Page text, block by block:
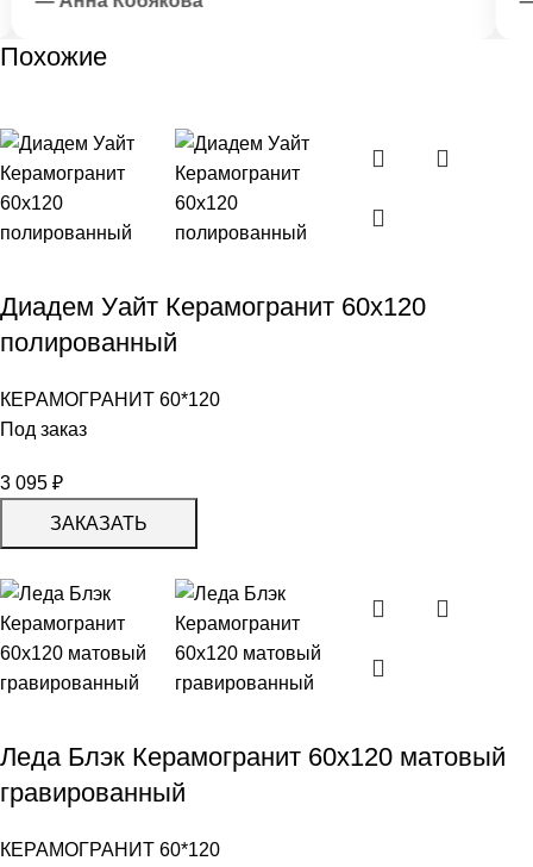
Похожие
Диадем Уайт Керамогранит 60х120
полированный
КЕРАМОГРАНИТ 60*120
Под заказ
3 095 ₽
ЗАКАЗАТЬ
Леда Блэк Керамогранит 60х120 матовый
гравированный
КЕРАМОГРАНИТ 60*120